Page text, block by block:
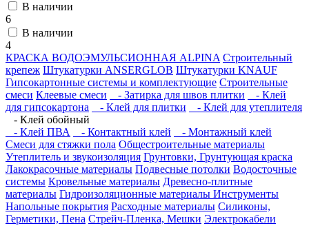
В наличии
6
В наличии
4
КРАСКА ВОДОЭМУЛЬСИОННАЯ ALPINA Строительный
крепеж Штукатурки ANSERGLOB Штукатурки KNAUF
Гипсокартонные системы и комплектующие Строительные
смеси Клеевые смеси - Затирка для швов плитки
- Клей
для гипсокартона
- Клей для плитки
- Клей для утеплителя
- Клей обойный
- Клей ПВА
- Контактный клей
- Монтажный клей
Смеси для стяжки пола Общестроительные материалы
Утеплитель и звукоизоляция Грунтовки, Грунтующая краска
Лакокрасочные материалы Подвесные потолки Водосточные
системы Кровельные материалы Древесно-плитные
материалы Гидроизоляционные материалы Инструменты
Напольные покрытия Расходные материалы Силиконы,
Герметики, Пена Стрейч-Пленка, Мешки Электрокабели